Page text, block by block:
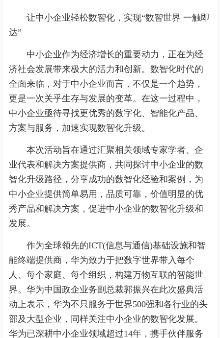
让中小企业轻松数智化，实现“数智世界 一触即
达”
中小企业作为经济增长的重要动力，正在为经
济社会发展带来极大的活力和创新。数智化时代的
全面来临，对于中小企业而言，不仅是一个趋势，
更是一次关乎生存与发展的变革。在这一过程中，
中小企业亟待寻找更优秀的数字化、智能化产品、
方案与服务，加速实现数智化升级。
本次活动旨在通过汇聚相关领域专家学者、企
业代表和解决方案提供商，共同探讨中小企业的数
智化升级路径，分享成功的数智化经验和案例，为
中小企业提供简单易用，品质可靠，价值明显的优
秀产品和解决方案，促进中小企业的数智化升级和
发展。
作为全球领先的ICT(信息与通信)基础设施和智
能终端提供商，华为致力于把数字世界带入每个
人、每个家庭、每个组织，构建万物互联的智能世
界。华为中国政企业务副总裁郭振兴在此次盛典活
动上表示，华为不只服务于世界500强和各行业的头
部及大型企业，同样关注中小企业的数智化发展。
华为已深耕中小企业领域超过14年，携手伙伴服务